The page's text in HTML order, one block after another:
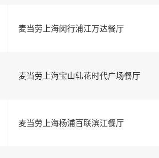
麦当劳上海闵行浦江万达餐厅
麦当劳上海宝山轧花时代广场餐厅
麦当劳上海杨浦百联滨江餐厅